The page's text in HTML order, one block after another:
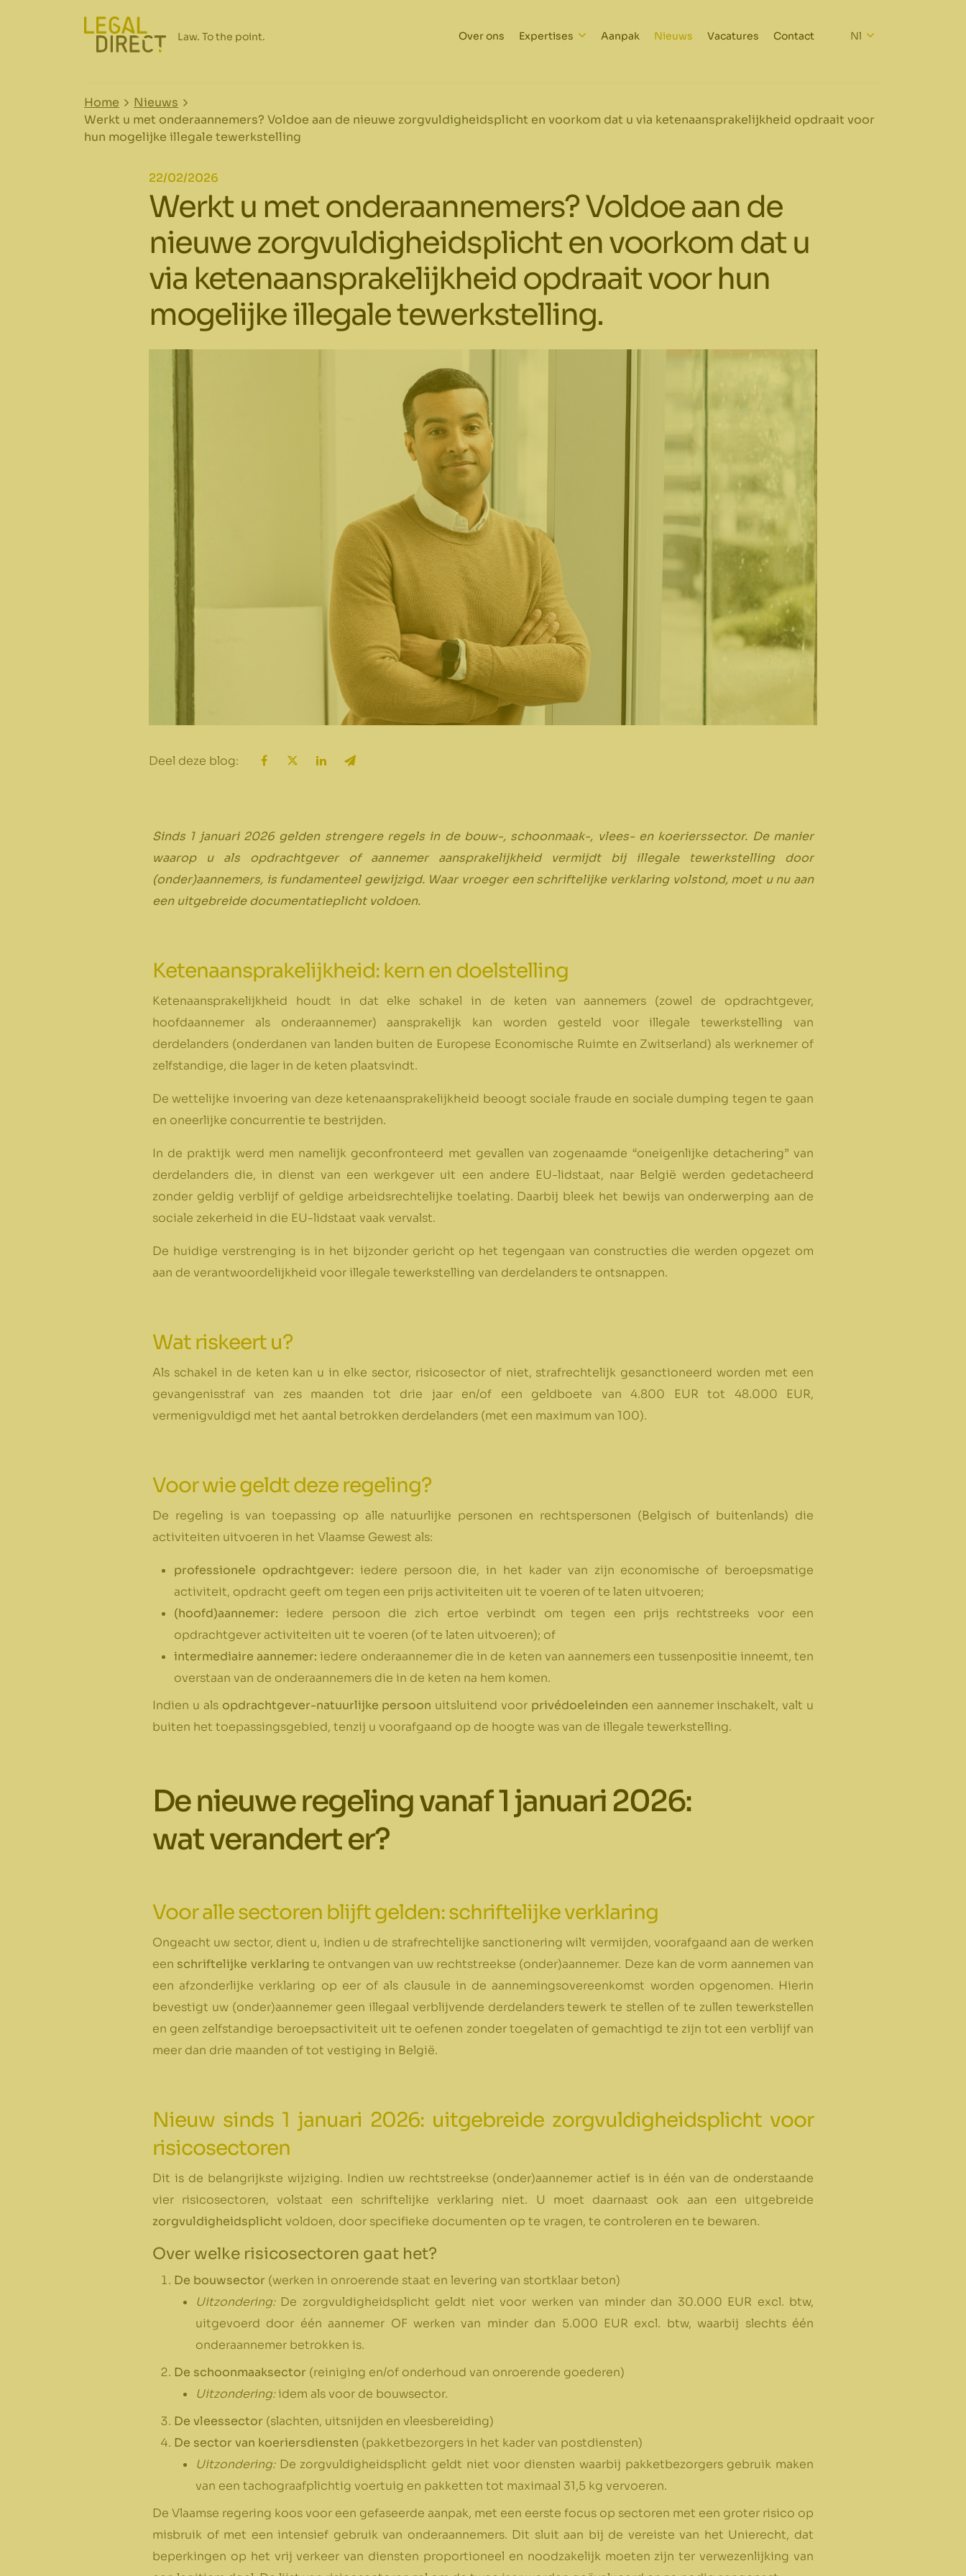
Over ons Expertises Aanpak Nieuws Vacatures Contact Nl
Home
Nieuws
Werkt u met onderaannemers? Voldoe aan de nieuwe zorgvuldigheidsplicht en voorkom dat u via ketenaansprakelijkheid opdraait voor
hun mogelijke illegale tewerkstelling
Werkt u met onderaannemers? Voldoe aan de
nieuwe zorgvuldigheidsplicht en voorkom dat u
via ketenaansprakelijkheid opdraait voor hun
mogelijke illegale tewerkstelling.
22/02/2026
Deel deze blog:
Sinds 1 januari 2026 gelden strengere regels in de bouw-, schoonmaak-, vlees- en koerierssector. De manier
waarop u als opdrachtgever of aannemer aansprakelijkheid vermijdt bij illegale tewerkstelling door
(onder)aannemers, is fundamenteel gewijzigd. Waar vroeger een schriftelijke verklaring volstond, moet u nu aan
een uitgebreide documentatieplicht voldoen.
Ketenaansprakelijkheid: kern en doelstelling
Ketenaansprakelijkheid houdt in dat elke schakel in de keten van aannemers (zowel de opdrachtgever,
hoofdaannemer als onderaannemer) aansprakelijk kan worden gesteld voor illegale tewerkstelling van
derdelanders (onderdanen van landen buiten de Europese Economische Ruimte en Zwitserland) als werknemer of
zelfstandige, die lager in de keten plaatsvindt.
De wettelijke invoering van deze ketenaansprakelijkheid beoogt sociale fraude en sociale dumping tegen te gaan
en oneerlijke concurrentie te bestrijden.
In de praktijk werd men namelijk geconfronteerd met gevallen van zogenaamde “oneigenlijke detachering” van
derdelanders die, in dienst van een werkgever uit een andere EU-lidstaat, naar België werden gedetacheerd
zonder geldig verblijf of geldige arbeidsrechtelijke toelating. Daarbij bleek het bewijs van onderwerping aan de
sociale zekerheid in die EU-lidstaat vaak vervalst.
De huidige verstrenging is in het bijzonder gericht op het tegengaan van constructies die werden opgezet om
aan de verantwoordelijkheid voor illegale tewerkstelling van derdelanders te ontsnappen.
Wat riskeert u?
Als schakel in de keten kan u in elke sector, risicosector of niet, strafrechtelijk gesanctioneerd worden met een
gevangenisstraf van zes maanden tot drie jaar en/of een geldboete van 4.800 EUR tot 48.000 EUR,
vermenigvuldigd met het aantal betrokken derdelanders (met een maximum van 100).
Voor wie geldt deze regeling?
De regeling is van toepassing op alle natuurlijke personen en rechtspersonen (Belgisch of buitenlands) die
activiteiten uitvoeren in het Vlaamse Gewest als:
professionele opdrachtgever: iedere persoon die, in het kader van zijn economische of beroepsmatige
activiteit, opdracht geeft om tegen een prijs activiteiten uit te voeren of te laten uitvoeren;
(hoofd)aannemer: iedere persoon die zich ertoe verbindt om tegen een prijs rechtstreeks voor een
opdrachtgever activiteiten uit te voeren (of te laten uitvoeren); of
intermediaire aannemer: iedere onderaannemer die in de keten van aannemers een tussenpositie inneemt, ten
overstaan van de onderaannemers die in de keten na hem komen.
Indien u als opdrachtgever-natuurlijke persoon uitsluitend voor privédoeleinden een aannemer inschakelt, valt u
buiten het toepassingsgebied, tenzij u voorafgaand op de hoogte was van de illegale tewerkstelling.
De nieuwe regeling vanaf 1 januari 2026:
wat verandert er?
Voor alle sectoren blijft gelden: schriftelijke verklaring
Ongeacht uw sector, dient u, indien u de strafrechtelijke sanctionering wilt vermijden, voorafgaand aan de werken
een schriftelijke verklaring te ontvangen van uw rechtstreekse (onder)aannemer. Deze kan de vorm aannemen van
een afzonderlijke verklaring op eer of als clausule in de aannemingsovereenkomst worden opgenomen. Hierin
bevestigt uw (onder)aannemer geen illegaal verblijvende derdelanders tewerk te stellen of te zullen tewerkstellen
en geen zelfstandige beroepsactiviteit uit te oefenen zonder toegelaten of gemachtigd te zijn tot een verblijf van
meer dan drie maanden of tot vestiging in België.
Nieuw sinds 1 januari 2026: uitgebreide zorgvuldigheidsplicht voor
risicosectoren
Dit is de belangrijkste wijziging. Indien uw rechtstreekse (onder)aannemer actief is in één van de onderstaande
vier risicosectoren, volstaat een schriftelijke verklaring niet. U moet daarnaast ook aan een uitgebreide
zorgvuldigheidsplicht voldoen, door specifieke documenten op te vragen, te controleren en te bewaren.
Over welke risicosectoren gaat het?
De bouwsector (werken in onroerende staat en levering van stortklaar beton)
Uitzondering:De zorgvuldigheidsplicht geldt niet voor werken van minder dan 30.000 EUR excl. btw,
uitgevoerd door één aannemer OF werken van minder dan 5.000 EUR excl. btw, waarbij slechts één
onderaannemer betrokken is.
De schoonmaaksector (reiniging en/of onderhoud van onroerende goederen)
Uitzondering:idem als voor de bouwsector.
De vleessector (slachten, uitsnijden en vleesbereiding)
De sector van koeriersdiensten (pakketbezorgers in het kader van postdiensten)
Uitzondering:De zorgvuldigheidsplicht geldt niet voor diensten waarbij pakketbezorgers gebruik maken
van een tachograafplichtig voertuig en pakketten tot maximaal 31,5 kg vervoeren.
De Vlaamse regering koos voor een gefaseerde aanpak, met een eerste focus op sectoren met een groter risico op
misbruik of met een intensief gebruik van onderaannemers. Dit sluit aan bij de vereiste van het Unierecht, dat
beperkingen op het vrij verkeer van diensten proportioneel en noodzakelijk moeten zijn ter verwezenlijking van